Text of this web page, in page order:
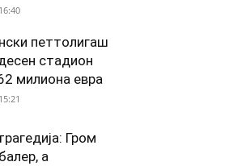
петтолигаш
стадион
милиона евра
Гром
а